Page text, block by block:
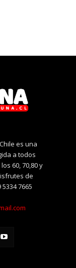
es una
a todos
60, 70,80 y
de
7665